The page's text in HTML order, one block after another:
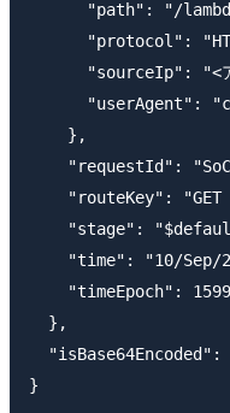
"path": "/
"protocol":
"sourceIp": "<
"userAgent":
    },
"requestId":
"routeKey": "GET
"stage":
"time": "10/Sep/
"timeEpoch":
  },
"isBase64Encoded":